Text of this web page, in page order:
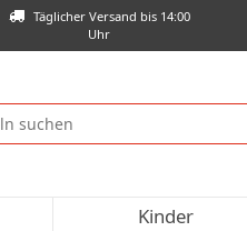
Täglicher Versand bis 14:00
Uhr
Kinder